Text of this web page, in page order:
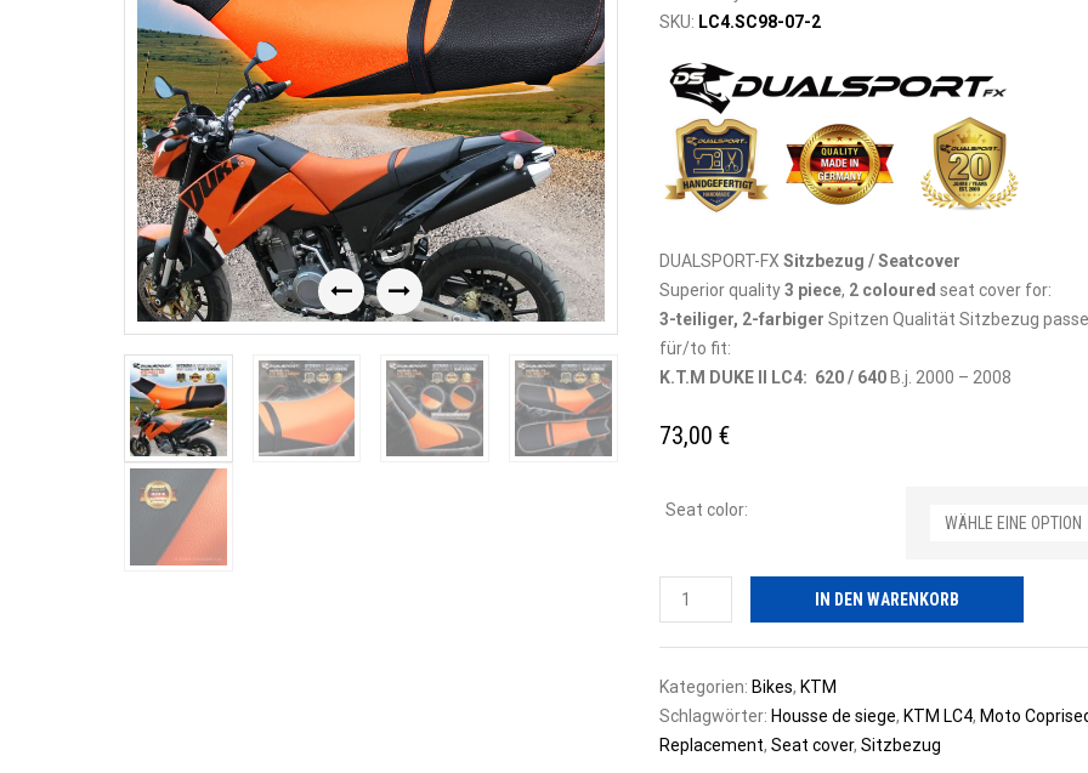
Previous Next
SKU: LC4.SC98-07-2
DUALSPORT-FX Sitzbezug / Seatcover
Superior quality3 piece, 2 coloured seat cover for:
3-teiliger, 2-farbiger Spitzen Qualität Sitzbezug
für/to fit:
K.T.M DUKE II LC4: 620 / 640 B.j. 2000 – 2008
73,00 €
Seat color
Seat
Cover,
Sitzbezug
"DUKE
Delx."
passend
IN DEN WARENKORB
Kategorien: Bikes, KTM
Schlagwörter: Housse de siege, KTM LC4, Moto
Replacement, Seat cover, Sitzbezug